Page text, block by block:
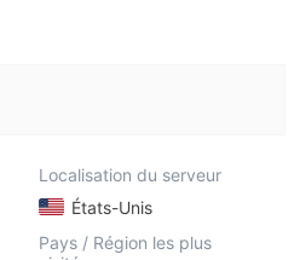
Localisation du serveur
États-Unis
Pays / Région les plus